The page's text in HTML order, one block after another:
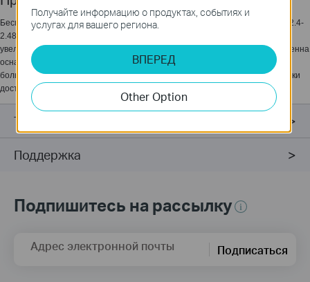
Беспроводная настольная антенна TL-ANT2405CL работает на частоте 2.4-
2.4835ГГц с коэффициентом усиления 5дБи и позволяет существенно
увеличить дальность беспроводного сигнала и качество соединения. Антенна
оснащена RP-SMA штекером, что обеспечивает совместимость с
большинством беспроводных устройств, таких как маршрутизаторы и точки
доступа.
Технические характеристики
Поддержка
Подпишитесь на рассылку
Адрес электронной почты Подписаться
Получайте информацию о продуктах, событиях и
услугах для вашего региона.
ВПЕРЕД
Other Option